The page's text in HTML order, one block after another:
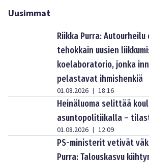
Uusimmat
Riikka Purra: Autourheilu
tehokkain uusien
koelaboratorio, jonka
pelastavat ihmishenkiä
01.08.2026 | 18:16
Heinäluoma selittää
asuntopolitiikalla –
01.08.2026 | 12:09
PS-ministerit vetivät
Purra: Talouskasvu